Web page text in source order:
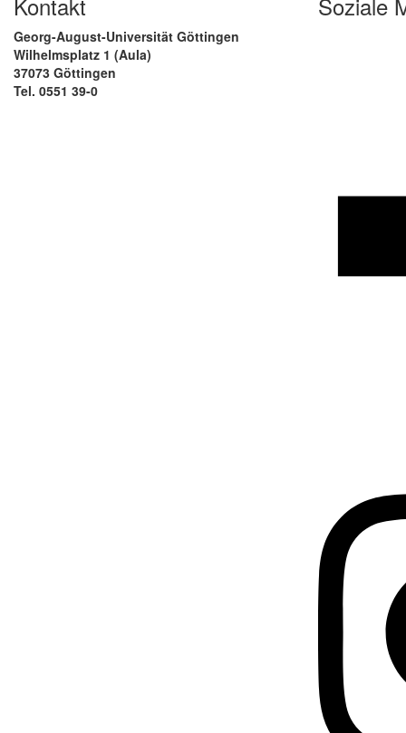
Georg-August-Universität Göttingen
Wilhelmsplatz 1 (Aula)
37073 Göttingen
Tel. 0551 39-0